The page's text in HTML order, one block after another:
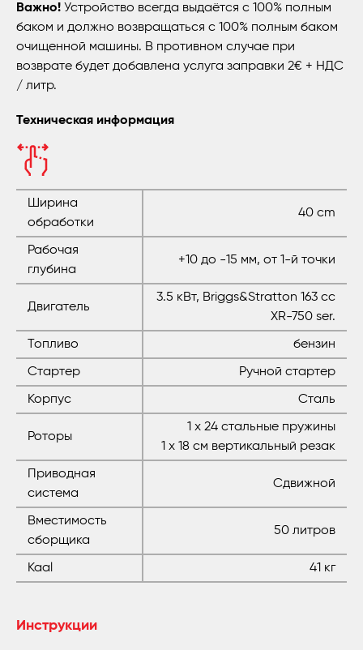
Важно! Устройство всегда выдаётся с 100% полным
баком и должно возвращаться с 100% полным баком
очищенной машины. В противном случае при
возврате будет добавлена услуга заправки 2€ + НДС
/ литр.
Техническая информация
Ширина
обработки
40 cm
Рабочая
глубина
+10 до -15 мм, от 1-й точки
Двигатель
3.5 кВт, Briggs&Stratton 163 cc
XR-750 ser.
Топливо бензин
Стартер Ручной стартер
Корпус Сталь
Роторы
1 x 24 стальные пружины
1 x 18 см вертикальный резак
Приводная
система
Сдвижной
Вместимость
сборщика
50 литров
Kaal 41 кг
Инструкции